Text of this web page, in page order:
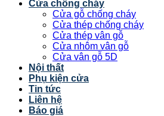
Cửa chống cháy
Cửa gỗ chống cháy
Cửa thép chống cháy
Cửa thép vân gỗ
Cửa nhôm vân gỗ
Cửa vân gỗ 5D
Nội thất
Phụ kiện cửa
Tin tức
Liên hệ
Báo giá